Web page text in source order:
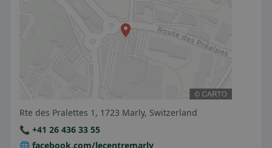
Rte des Pralettes 1, 1723 Marly, Switzerland
📞 +41 26 436 33 55
🌐 facebook.com/lecentremarly